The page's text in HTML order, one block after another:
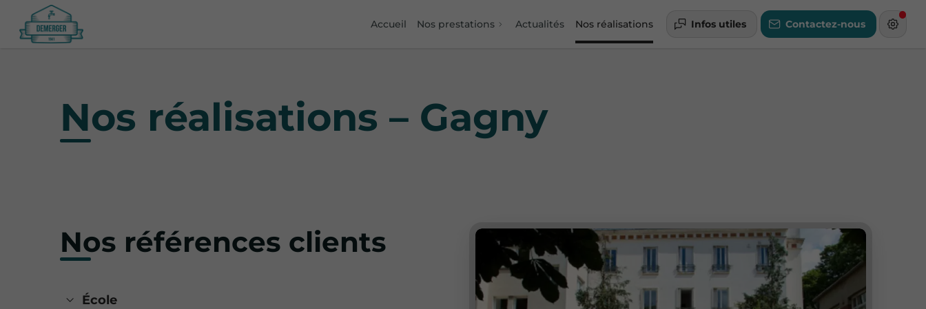
Accueil Nos prestations Actualités Nos réalisations Infos utiles Contactez-nous
Nos réalisations – Gagny
Nos références clients
École